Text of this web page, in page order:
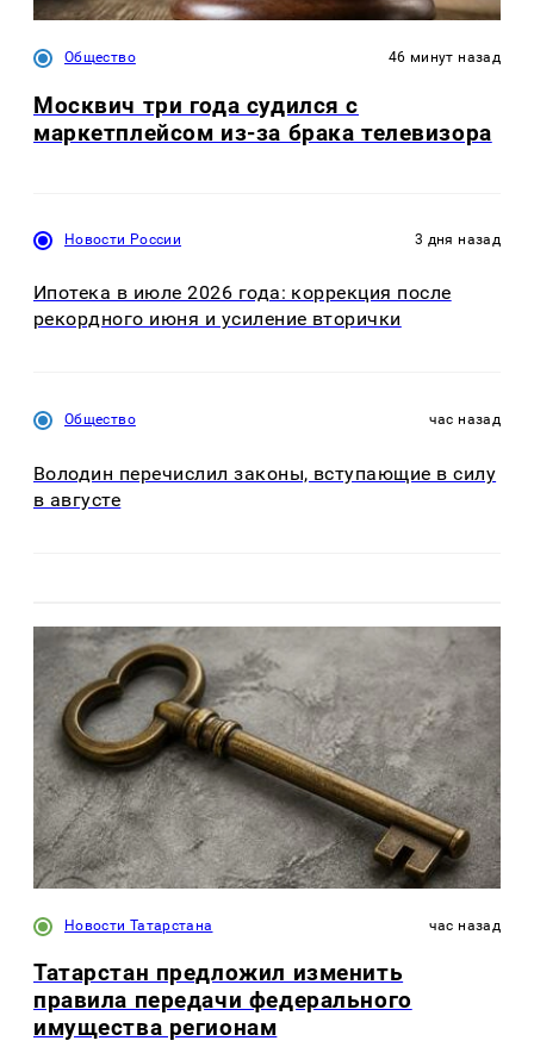
Общество 46 минут назад
Москвич три года судился с
маркетплейсом из-за брака телевизора
Новости России 3 дня назад
Ипотека в июле 2026 года: коррекция после
рекордного июня и усиление вторички
Общество час назад
Володин перечислил законы, вступающие в силу
в августе
Новости Татарстана час назад
Татарстан предложил изменить
правила передачи федерального
имущества регионам